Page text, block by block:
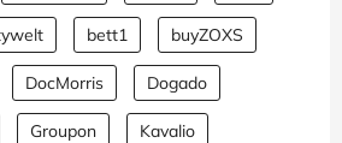
bett1 buyZOXS
DocMorris Dogado
Groupon Kavalio